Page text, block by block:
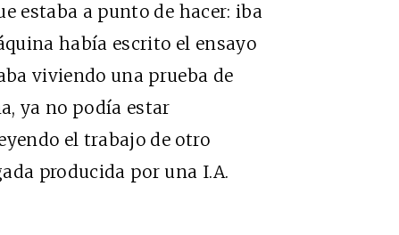
estaba a punto de hacer: iba
había escrito el ensayo
viviendo una prueba de
ya no podía estar
el trabajo de otro
producida por una I.A.